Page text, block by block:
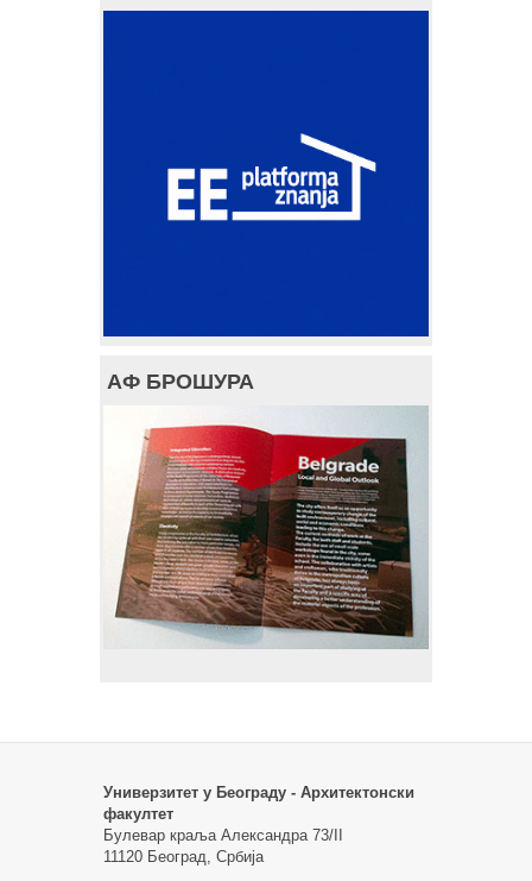
АФ БРОШУРА
Универзитет у Београду - Архитектонски
факултет
Булевар краља Александра 73/II
11120 Београд, Србија